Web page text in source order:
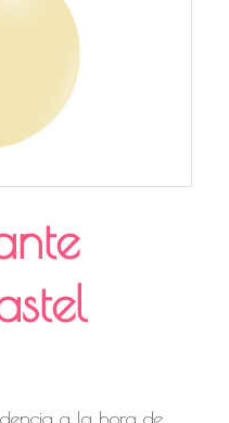
a la hora de